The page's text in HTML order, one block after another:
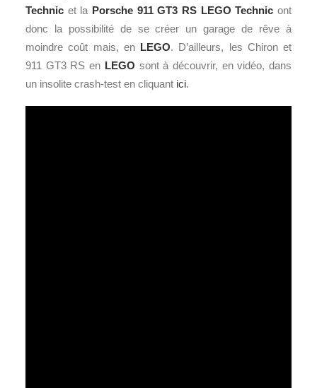
Technic et la Porsche 911 GT3 RS LEGO Technic ont
donc la possibilité de se créer un garage de rêve à
moindre coût mais, en LEGO. D’ailleurs, les Chiron et
911 GT3 RS en LEGO sont à découvrir, en vidéo, dans
un insolite crash-test en cliquant ici.